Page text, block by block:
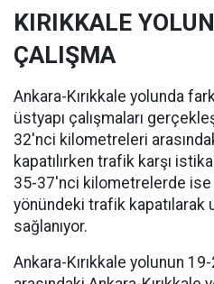
KIRIKKALE
ÇALIŞMA
Ankara-Kırıkkale yolunda
üstyapı çalışmaları
32'nci kilometreleri
kapatılırken trafik karşı
35-37'nci kilometrelerde ise
yönündeki trafik kapatılarak
sağlanıyor.
Ankara-Kırıkkale yolunun